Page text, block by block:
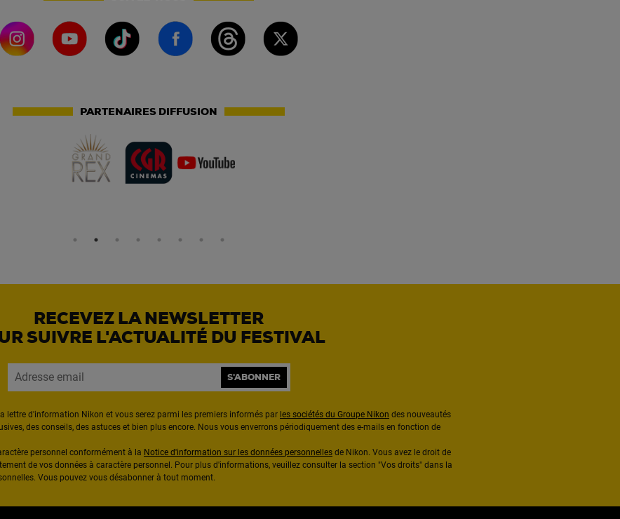
PARTENAIRES DIFFUSION
RECEVEZ LA NEWSLETTER
SUIVRE L'ACTUALITÉ DU FESTIVAL
S'ABONNER
lettre d'information Nikon et vous serez parmi les premiers informés par les sociétés du Groupe Nikon des nouveautés
des conseils, des astuces et bien plus encore. Nous vous enverrons périodiquement des e-mails en fonction de
personnel conformément à la Notice d'information sur les données personnelles de Nikon. Vous avez le droit de
de vos données à caractère personnel. Pour plus d'informations, veuillez consulter la section "Vos droits" dans la
Vous pouvez vous désabonner à tout moment.